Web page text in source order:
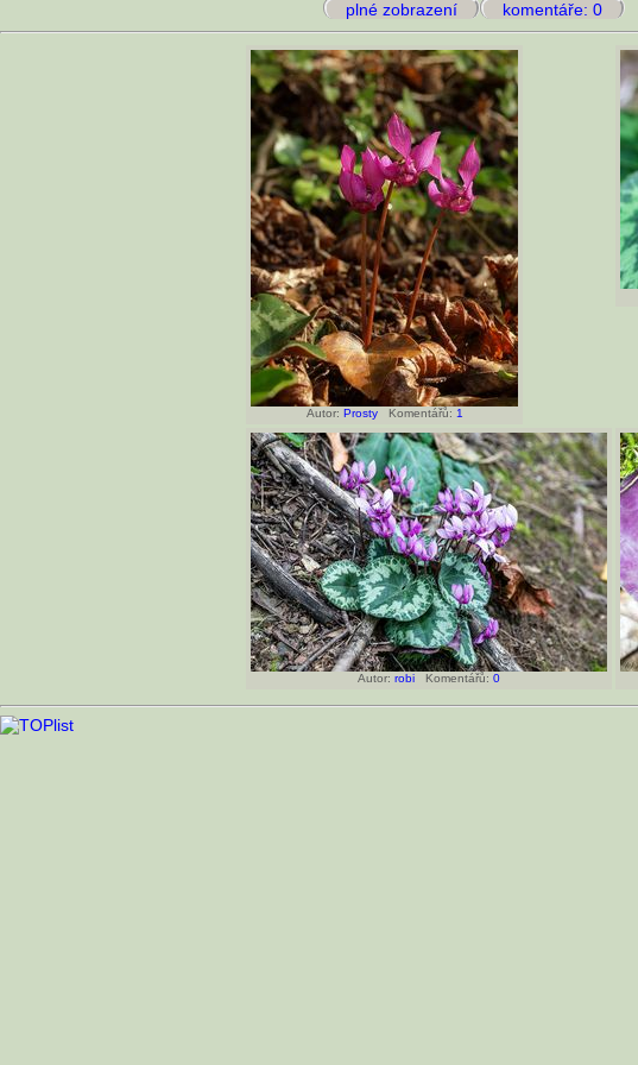
plné zobrazení komentáře: 0
Autor: ProstyKomentářů: 1
Autor: robi Komentářů: 0